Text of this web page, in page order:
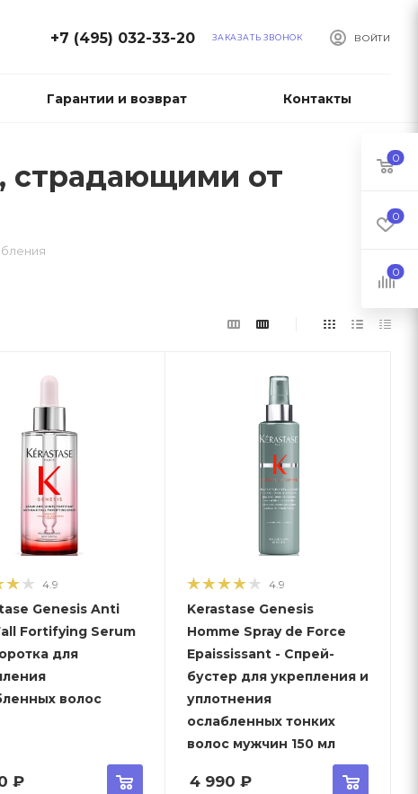
ВОЙТИ
+7 (495) 032-33-20 ЗАКАЗАТЬ ЗВОНОК
Гарантии и возврат Контакты
страдающими от
4.9
Genesis Anti
Fortifying Serum
для
волос
₽
4.9
Kerastase Genesis
Homme Spray de Force
Epaississant - Спрей-
бустер для укрепления и
уплотнения
ослабленных тонких
волос мужчин 150 мл
4 990 ₽
0
0
0